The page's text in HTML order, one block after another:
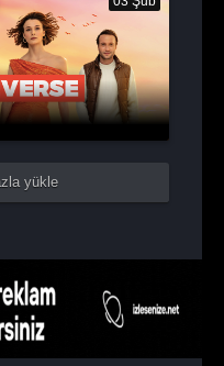
yükle